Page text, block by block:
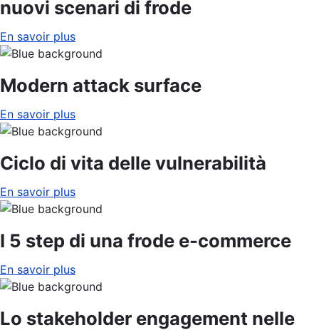
nuovi scenari di frode
En savoir plus
Modern attack surface
En savoir plus
Ciclo di vita delle vulnerabilità
En savoir plus
I 5 step di una frode e-commerce
En savoir plus
Lo stakeholder engagement nelle